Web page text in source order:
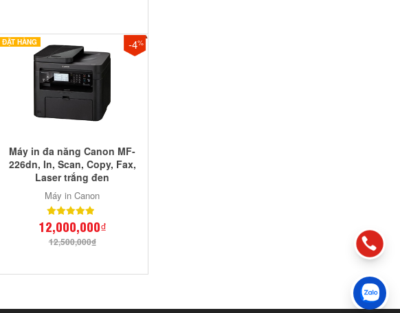
-4%
ĐẶT HÀNG
Máy in đa năng Canon MF-
226dn, In, Scan, Copy, Fax,
Laser trắng đen
Máy in Canon
12,000,000₫
12,500,000₫